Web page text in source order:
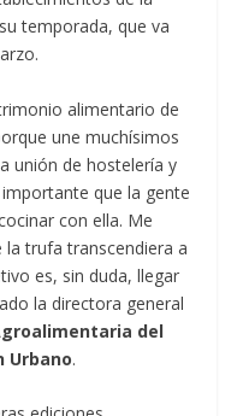
temporada, que va
alimentario de
une muchísimos
unión de hostelería y
que la gente
con ella. Me
la trufa transcendiera a
es, sin duda, llegar
la directora general
del
Urbano.